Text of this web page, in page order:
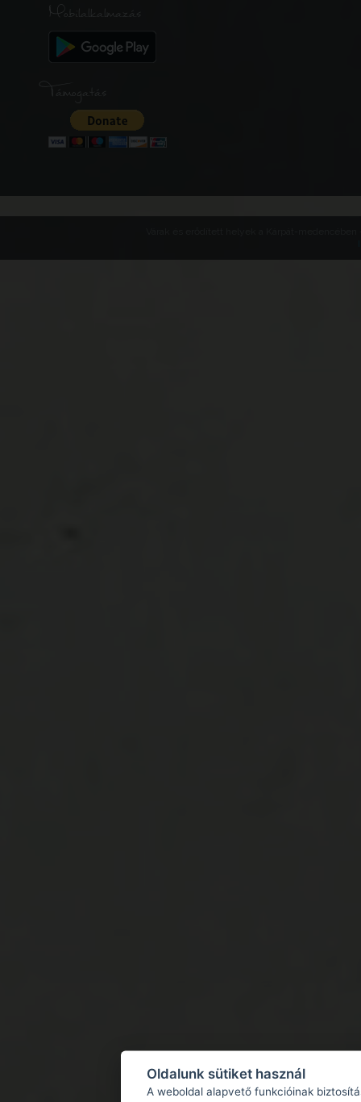
Mobilalkalmazás
Támogatás
Oldalunk sütiket használ
A weboldal alapvető funkcióinak